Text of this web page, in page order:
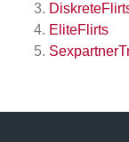
EliteFlirts